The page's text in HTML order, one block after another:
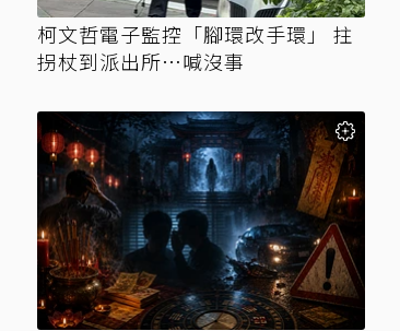
柯文哲電子監控「腳環改手環」 拄
拐杖到派出所…喊沒事